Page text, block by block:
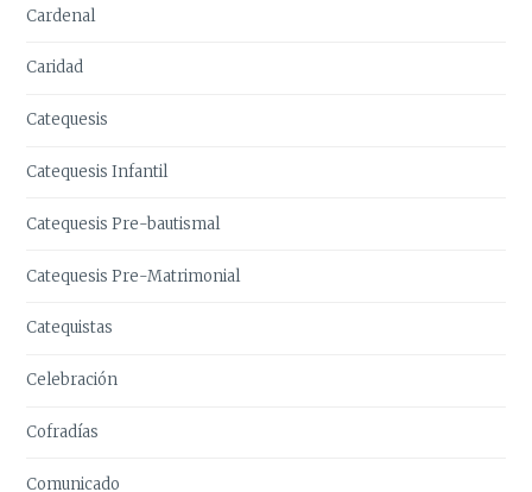
Cardenal
Caridad
Catequesis
Catequesis Infantil
Catequesis Pre-bautismal
Catequesis Pre-Matrimonial
Catequistas
Celebración
Cofradías
Comunicado